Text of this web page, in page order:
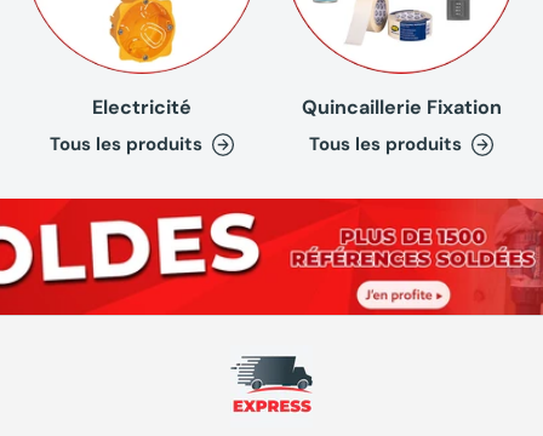
Electricité
Tous les produits
Quincaillerie Fixation
Tous les produits